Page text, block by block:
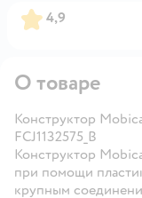
Рейтинг:
4,9
О товаре
Конструктор
FCJ1132575_B
Конструктор
при помощи
крупным